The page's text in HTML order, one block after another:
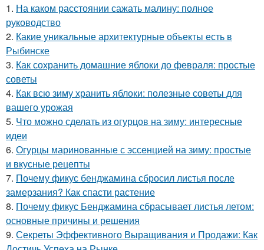
1. На каком расстоянии сажать малину: полное
руководство
2. Какие уникальные архитектурные объекты есть в
Рыбинске
3. Как сохранить домашние яблоки до февраля: простые
советы
4. Как всю зиму хранить яблоки: полезные советы для
вашего урожая
5. Что можно сделать из огурцов на зиму: интересные
идеи
6. Огурцы маринованные с эссенцией на зиму: простые
и вкусные рецепты
7. Почему фикус бенджамина сбросил листья после
замерзания? Как спасти растение
8. Почему фикус Бенджамина сбрасывает листья летом:
основные причины и решения
9. Секреты Эффективного Выращивания и Продажи: Как